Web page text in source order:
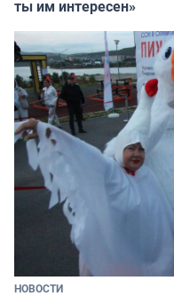
ты им интересен»
НОВОСТИ